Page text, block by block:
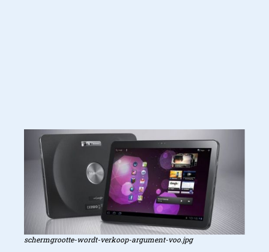
schermgrootte-wordt-verkoop-argument-voo.jpg